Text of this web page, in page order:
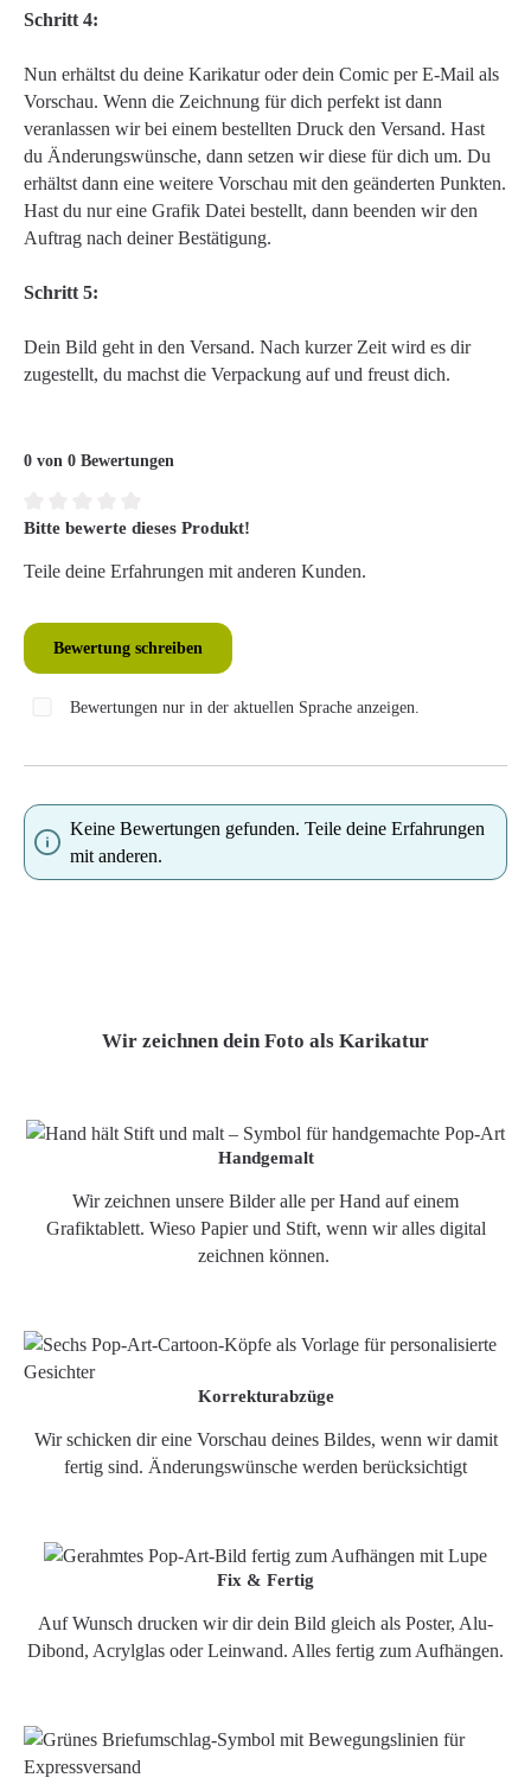
Schritt 4:
Nun erhältst du deine Karikatur oder dein Comic per E-Mail als
Vorschau. Wenn die Zeichnung für dich perfekt ist dann
veranlassen wir bei einem bestellten Druck den Versand. Hast
du Änderungswünsche, dann setzen wir diese für dich um. Du
erhältst dann eine weitere Vorschau mit den geänderten Punkten.
Hast du nur eine Grafik Datei bestellt, dann beenden wir den
Auftrag nach deiner Bestätigung.
Schritt 5:
Dein Bild geht in den Versand. Nach kurzer Zeit wird es dir
zugestellt, du machst die Verpackung auf und freust dich.
0 von 0 Bewertungen
Durchschnittliche Bewertung von 0 von 5 Sternen
Bitte bewerte dieses Produkt!
Teile deine Erfahrungen mit anderen Kunden.
Bewertung schreiben
Bewertungen nur in der aktuellen Sprache anzeigen.
Keine Bewertungen gefunden. Teile deine Erfahrungen
mit anderen.
Wir zeichnen dein Foto als Karikatur
Handgemalt
Wir zeichnen unsere Bilder alle per Hand auf einem
Grafiktablett. Wieso Papier und Stift, wenn wir alles digital
zeichnen können.
Korrekturabzüge
Wir schicken dir eine Vorschau deines Bildes, wenn wir damit
fertig sind. Änderungswünsche werden berücksichtigt
Fix & Fertig
Auf Wunsch drucken wir dir dein Bild gleich als Poster, Alu-
Dibond, Acrylglas oder Leinwand. Alles fertig zum Aufhängen.